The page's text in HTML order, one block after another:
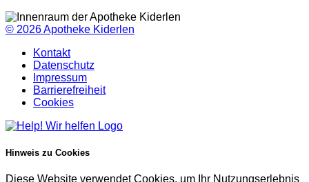
© 2026Apotheke Kiderlen
Kontakt
Datenschutz
Impressum
Barrierefreiheit
Cookies
Hinweis zu Cookies
Diese Website verwendet Cookies, um Ihr Nutzungserlebnis